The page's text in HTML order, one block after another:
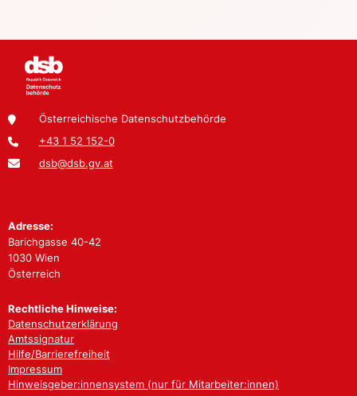
Österreichische Datenschutzbehörde
+43 1 52 152-0
dsb@dsb.gv.at
Adresse:
Barichgasse 40-42
1030 Wien
Österreich
Rechtliche Hinweise:
Datenschutzerklärung
Amtssignatur
Hilfe/Barrierefreiheit
Impressum
Hinweisgeber:innensystem (nur für Mitarbeiter:innen)